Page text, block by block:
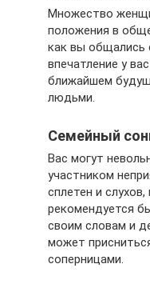
Множество
положения в
как вы общались
впечатление у
ближайшем
людьми.
Семейный
Вас могут
участником
сплетен и
рекомендуется
своим словам и
может
соперницами.